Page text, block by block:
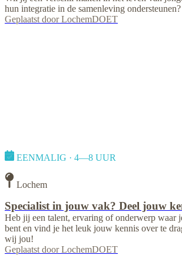
hun integratie in de samenleving ondersteunen?
Geplaatst door LochemDOET
EENMALIG · 4—8 UUR
Lochem
Specialist in jouw vak? Deel jouw
Heb jij een talent, ervaring of onderwerp waar
bent en vind je het leuk jouw kennis over te
wij jou!
Geplaatst door LochemDOET